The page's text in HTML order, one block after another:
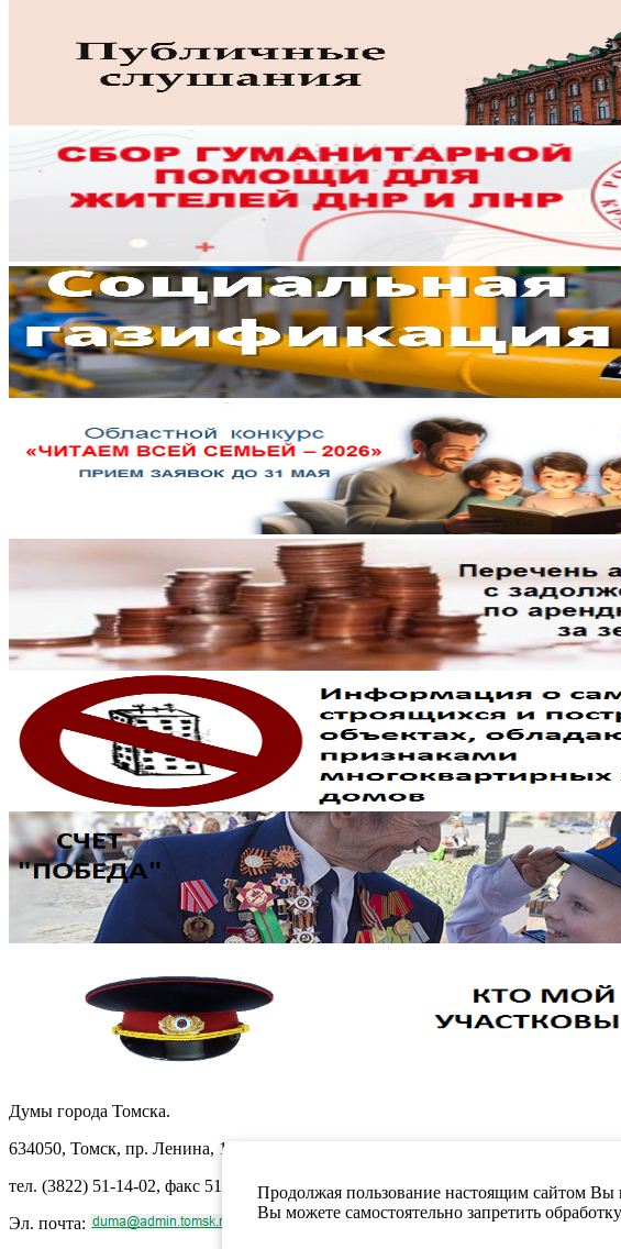
Думы города Томска.
634050, Томск, пр. Ленина, 105
тел. (3822) 51-14-02, факс 51-10-71
Эл. почта:
Продолжая пользование настоящим сайтом Вы
Вы можете самостоятельно запретить